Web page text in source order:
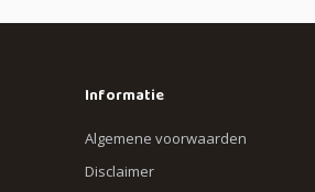
Informatie
Algemene voorwaarden
Disclaimer